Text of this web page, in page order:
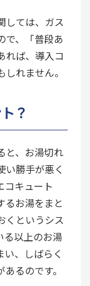
しては、ガス
で、「普段あ
れば、導入コ
れません。
？
と、お湯切れ
い勝手が悪く
コキュート
るお湯をまと
くというシス
る以上のお湯
、しばらく
るのです。